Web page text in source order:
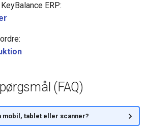
ERP:
(FAQ)
mobil, tablet eller scanner?